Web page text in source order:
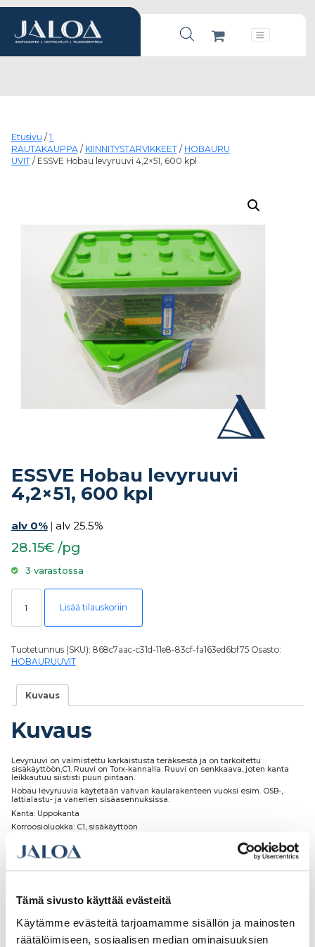
Tämä sivusto käyttää evästeitä
Käytämme evästeitä tarjoamamme sisällön ja mainosten
räätälöimiseen, sosiaalisen median ominaisuuksien
Products search
Päävalikko
Etusivu / 1.
RAUTAKAUPPA/ KIINNITYSTARVIKKEET/ HOBAURU
UVIT/ ESSVE Hobau levyruuvi 4,2×51, 600 kpl
ESSVE Hobau levyruuvi
4,2×51, 600 kpl
alv 0% | alv 25.5%
28.15€ /pg
3 varastossa
ESSVE Hobau levyruuvi 4,2x51, 600 kpl määrä
Lisää tilauskoriin
Tuotetunnus (SKU): 868c7aac-c31d-11e8-83cf-fa163ed6bf75 Osasto:
HOBAURUUVIT
Kuvaus
Kuvaus
Levyruuvi on valmistettu karkaistusta teräksestä ja on tarkoitettu
sisäkäyttöön,C1. Ruuvi on Torx-kannalla. Ruuvi on senkkaava, joten kanta
leikkautuu siististi puun pintaan.
Hobau levyruuvia käytetään vahvan kaularakenteen vuoksi esim. OSB-,
lattialastu- ja vanerien sisäasennuksissa.
Kanta: Uppokanta
Korroosioluokka: C1, sisäkäyttöön
Pintakäsittely: Keltakromatoitu
Tutustu myös